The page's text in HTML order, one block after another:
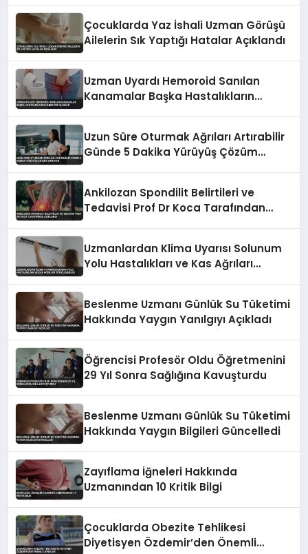
Çocuklarda Yaz İshali Uzman Görüşü
Ailelerin Sık Yaptığı Hatalar Açıklandı
Uzman Uyardı Hemoroid Sanılan
Kanamalar Başka Hastalıkların
Uzun Süre Oturmak Ağrıları Artırabilir
Günde 5 Dakika Yürüyüş Çözüm
Ankilozan Spondilit Belirtileri ve
Tedavisi Prof Dr Koca Tarafından
Uzmanlardan Klima Uyarısı Solunum
Yolu Hastalıkları ve Kas Ağrıları
Beslenme Uzmanı Günlük Su Tüketimi
Hakkında Yaygın Yanılgıyı Açıkladı
Öğrencisi Profesör Oldu Öğretmenini
29 Yıl Sonra Sağlığına Kavuşturdu
Beslenme Uzmanı Günlük Su Tüketimi
Hakkında Yaygın Bilgileri Güncelledi
Zayıflama İğneleri Hakkında
Uzmanından 10 Kritik Bilgi
Çocuklarda Obezite Tehlikesi
Diyetisyen Özdemir’den Önemli